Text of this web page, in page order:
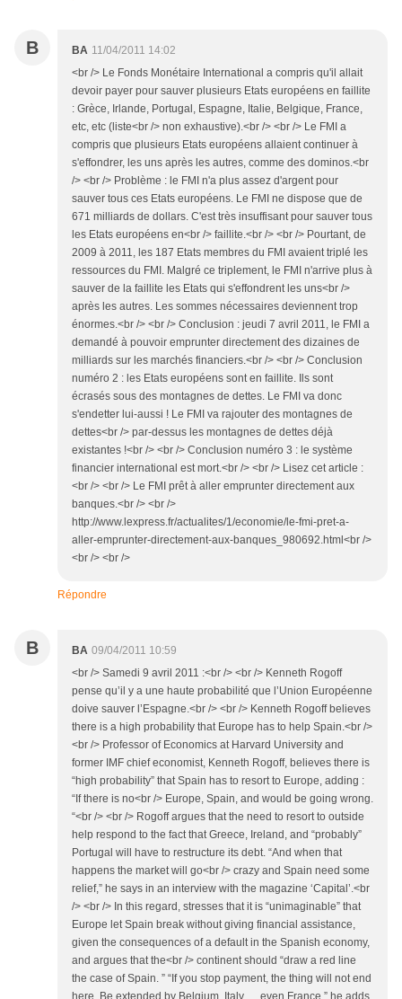
B BA 11/04/2011 14:02
<br /> Le Fonds Monétaire International a compris qu'il allait
devoir payer pour sauver plusieurs Etats européens en faillite
: Grèce, Irlande, Portugal, Espagne, Italie, Belgique, France,
etc, etc (liste<br /> non exhaustive).<br /> <br /> Le FMI a
compris que plusieurs Etats européens allaient continuer à
s'effondrer, les uns après les autres, comme des dominos.<br
/> <br /> Problème : le FMI n'a plus assez d'argent pour
sauver tous ces Etats européens. Le FMI ne dispose que de
671 milliards de dollars. C'est très insuffisant pour sauver tous
les Etats européens en<br /> faillite.<br /> <br /> Pourtant, de
2009 à 2011, les 187 Etats membres du FMI avaient triplé les
ressources du FMI. Malgré ce triplement, le FMI n'arrive plus à
sauver de la faillite les Etats qui s'effondrent les uns<br />
après les autres. Les sommes nécessaires deviennent trop
énormes.<br /> <br /> Conclusion : jeudi 7 avril 2011, le FMI a
demandé à pouvoir emprunter directement des dizaines de
milliards sur les marchés financiers.<br /> <br /> Conclusion
numéro 2 : les Etats européens sont en faillite. Ils sont
écrasés sous des montagnes de dettes. Le FMI va donc
s'endetter lui-aussi ! Le FMI va rajouter des montagnes de
dettes<br /> par-dessus les montagnes de dettes déjà
existantes !<br /> <br /> Conclusion numéro 3 : le système
financier international est mort.<br /> <br /> Lisez cet article :
<br /> <br /> Le FMI prêt à aller emprunter directement aux
banques.<br /> <br />
http://www.lexpress.fr/actualites/1/economie/le-fmi-pret-a-
aller-emprunter-directement-aux-banques_980692.html<br />
<br /> <br />
Répondre
B BA 09/04/2011 10:59
<br /> Samedi 9 avril 2011 :<br /> <br /> Kenneth Rogoff
pense qu’il y a une haute probabilité que l’Union Européenne
doive sauver l’Espagne.<br /> <br /> Kenneth Rogoff believes
there is a high probability that Europe has to help Spain.<br />
<br /> Professor of Economics at Harvard University and
former IMF chief economist, Kenneth Rogoff, believes there is
“high probability” that Spain has to resort to Europe, adding :
“If there is no<br /> Europe, Spain, and would be going wrong.
“<br /> <br /> Rogoff argues that the need to resort to outside
help respond to the fact that Greece, Ireland, and “probably”
Portugal will have to restructure its debt. “And when that
happens the market will go<br /> crazy and Spain need some
relief,” he says in an interview with the magazine ‘Capital’.<br
/> <br /> In this regard, stresses that it is “unimaginable” that
Europe let Spain break without giving financial assistance,
given the consequences of a default in the Spanish economy,
and argues that the<br /> continent should “draw a red line
the case of Spain. ” “If you stop payment, the thing will not end
here. Be extended by Belgium, Italy … even France,” he adds.